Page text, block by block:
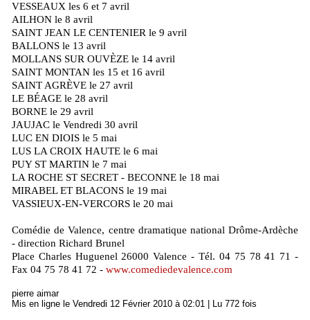
VESSEAUX les 6 et 7 avril
AILHON le 8 avril
SAINT JEAN LE CENTENIER le 9 avril
BALLONS le 13 avril
MOLLANS SUR OUVÈZE le 14 avril
SAINT MONTAN les 15 et 16 avril
SAINT AGRÈVE le 27 avril
LE BÉAGE le 28 avril
BORNE le 29 avril
JAUJAC le Vendredi 30 avril
LUC EN DIOIS le 5 mai
LUS LA CROIX HAUTE le 6 mai
PUY ST MARTIN le 7 mai
LA ROCHE ST SECRET - BECONNE le 18 mai
MIRABEL ET BLACONS le 19 mai
VASSIEUX-EN-VERCORS le 20 mai
Comédie de Valence, centre dramatique national Drôme-Ardèche
- direction Richard Brunel
Place Charles Huguenel 26000 Valence - Tél. 04 75 78 41 71 -
Fax 04 75 78 41 72 - www.comediedevalence.com
pierre aimar
Mis en ligne le Vendredi 12 Février 2010 à 02:01 | Lu 772 fois